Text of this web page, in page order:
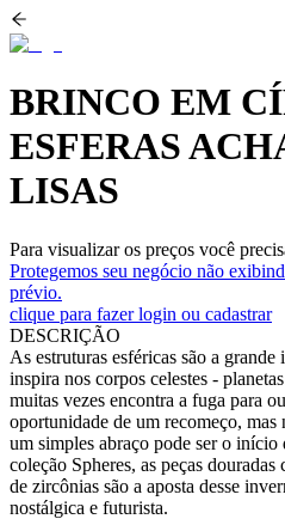
BRINCO EM
ESFERAS
LISAS
Para visualizar os preços você
Protegemos seu negócio não
prévio.
clique para fazer login ou cadastrar
DESCRIÇÃO
As estruturas esféricas são a
inspira nos corpos celestes -
muitas vezes encontra a fuga para
oportunidade de um recomeço, mas
um simples abraço pode ser o
coleção Spheres, as peças
de zircônias são a aposta desse
nostálgica e futurista.